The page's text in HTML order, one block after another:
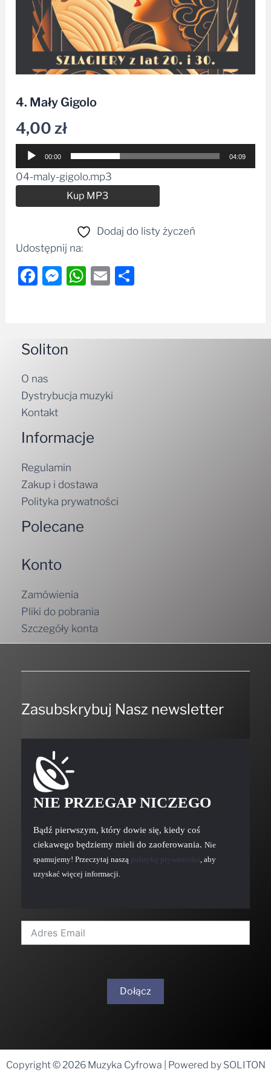
4. Mały Gigolo
4,00zł
Odtwarzacz
plików
dźwiękowych
00:00 04:09
04-maly-gigolo.mp3
Kup MP3
Dodaj do listy życzeń
Udostępnij na:
Facebook
Messenger
WhatsApp
Email
Soliton
O nas
Dystrybucja muzyki
Kontakt
Informacje
Regulamin
Zakup i dostawa
Polityka prywatności
Polecane
Konto
Zamówienia
Pliki do pobrania
Szczegóły konta
Zasubskrybuj Nasz newsletter
NIE PRZEGAP NICZEGO
Bądź pierwszym, który dowie się, kiedy coś
ciekawego będziemy mieli do zaoferowania. Nie
spamujemy! Przeczytaj naszą politykę prywatności, aby
uzyskać więcej informacji.
Dołącz
Copyright © 2026 Muzyka Cyfrowa | Powered by SOLITON